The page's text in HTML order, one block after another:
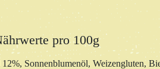
pro 100g
Sonnenblumenöl, Weizengluten,